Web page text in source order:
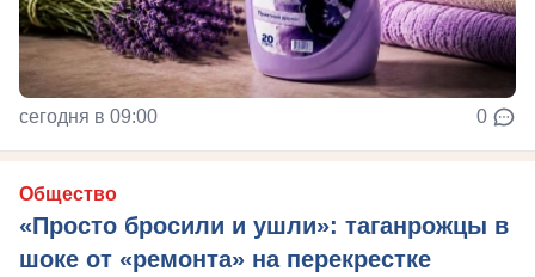
сегодня в 09:00 0
Общество
«Просто бросили и ушли»: таганрожцы в
шоке от «ремонта» на перекрестке